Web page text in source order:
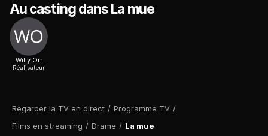
Regarder la TV en direct / Programme TV /
Films en streaming / Drame / La mue
Au casting dans La mue
Willy Orr
Réalisateur